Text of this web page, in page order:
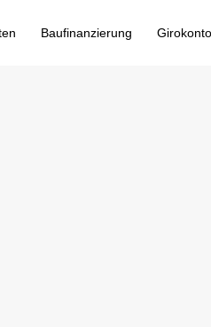
Baufinanzierung Girokonto